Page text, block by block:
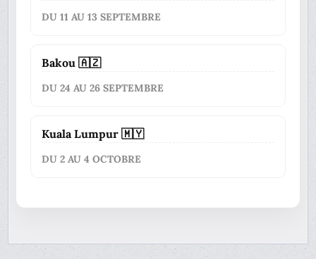
DU 11 AU 13 SEPTEMBRE
Bakou 🇦🇿
DU 24 AU 26 SEPTEMBRE
Kuala Lumpur 🇲🇾
DU 2 AU 4 OCTOBRE